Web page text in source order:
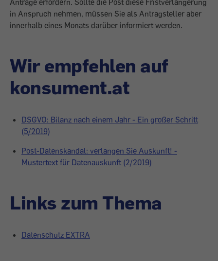
Anträge erfordern. Sollte die Post diese Fristverlängerung
in Anspruch nehmen, müssen Sie als Antragsteller aber
innerhalb eines Monats darüber informiert werden.
Wir empfehlen auf
konsument.at
DSGVO: Bilanz nach einem Jahr - Ein großer Schritt
(5/2019)
Post-Datenskandal: verlangen Sie Auskunft! -
Mustertext für Datenauskunft (2/2019)
Links zum Thema
Datenschutz EXTRA